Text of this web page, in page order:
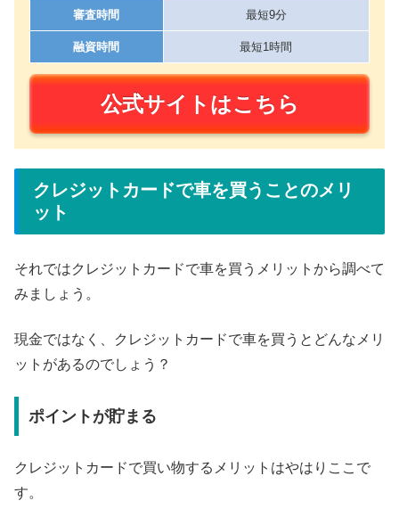
審査時間 最短9分
融資時間 最短1時間
公式サイトはこちら
クレジットカードで車を買うことのメリ
ット
それではクレジットカードで車を買うメリットから調べて
みましょう。
現金ではなく、クレジットカードで車を買うとどんなメリ
ットがあるのでしょう？
ポイントが貯まる
クレジットカードで買い物するメリットはやはりここで
す。